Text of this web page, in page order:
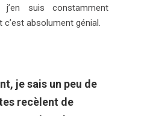
j’en suis constamment
c’est absolument génial.
je sais un peu de
recèlent de